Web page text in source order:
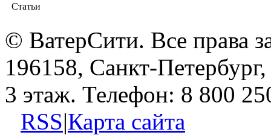
Статьи
© ВатерСити. Все права
196158, Санкт-
3 этаж. Телефон: 8 800
RSS|Карта сайта